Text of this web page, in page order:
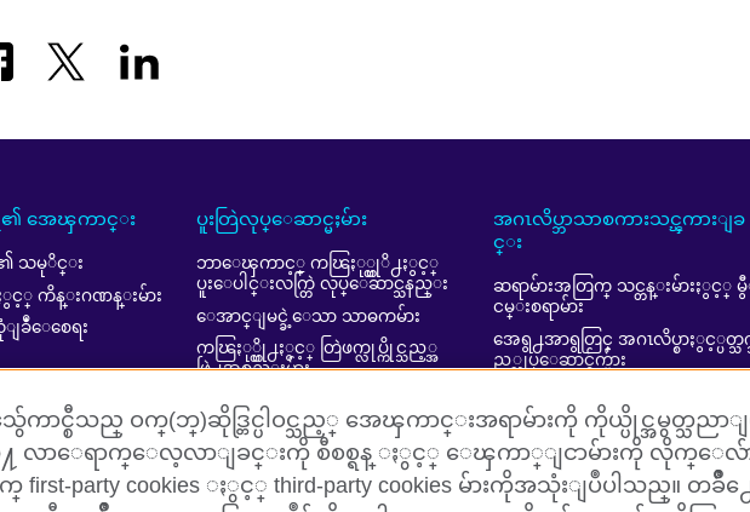
၏ အေၾကာင္း
သမုိင္း
ႏွင့္ ကိန္းဂဏန္းမ်ား
ခဳံေစေရး
ပူးတြဲလုပ္ေဆာင္မႈမ်ား
ဘာေၾကာင့္ ကၽြႏု္ပ္တုိ႕ႏွင့္
ပူးေပါင္းလက္တြဲ လုပ္ေဆာင္သနည္း
ေအာင္ျမင္ခဲ့ေသာ သာဓကမ်ား
ကၽြႏု္ပ္တို႕ႏွင့္ တြဲဖက္လုပ္ကိုင္သည့္အ
ဖြဲ႕အစည္းမ်ား
Affiliate marketing (in English)
အဂၤလိပ္ဘာသာစကားသင္ၾကားျခ
င္း
ဆရာမ်ားအတြက္ သင္တန္းမ်ားႏွင့္
ငမ္းစရာမ်ား
အေရွ႕အာရွတြင္ အဂၤလိပ္စာႏွင့္ပတ္သ
ည့္လုပ္ေဆာင္ခ်က္မ်ား
ကာင္စီသည္ ဝက္(ဘ္)ဆိုဒ္တြင္ပါဝင္သည့္ အေၾကာင္းအရာမ်ားကို ကိုယ္ပိုင္အမွတ္သညာျ
သို႔ လာေရာက္ေလ့လာျခင္းကို စီစစ္ရန္ ႏွင့္ ေၾကာ္ျငာမ်ားကို လိုက္ေလ်
က္ first-party cookies ႏွင့္ third-party cookies မ်ားကိုအသုံးျပဳပါသည္။ တခ်ိဳ႕